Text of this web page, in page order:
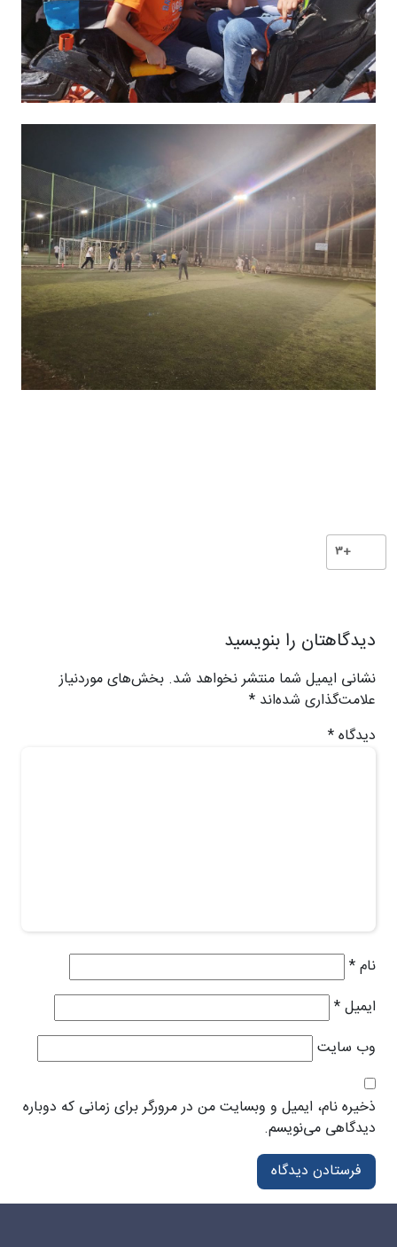
+3
دیدگاهتان را بنویسید
نشانی ایمیل شما منتشر نخواهد شد. بخش‌های موردنیاز
علامت‌گذاری شده‌اند *
دیدگاه*
نام*
ایمیل*
وب‌ سایت
ذخیره نام، ایمیل و وبسایت من در مرورگر برای زمانی که دوباره
دیدگاهی می‌نویسم.